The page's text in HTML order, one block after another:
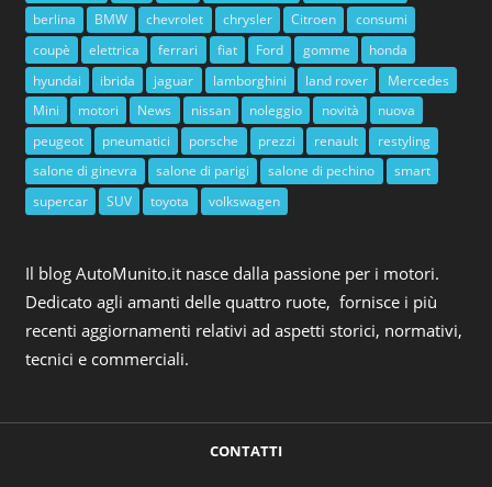
berlina
BMW chevrolet chrysler Citroen
consumi
coupè
elettrica ferrari fiat Ford gomme
honda
hyundai
ibrida jaguar lamborghini land rover
Mercedes
Mini
motori News nissan noleggio novità
nuova
peugeot
pneumatici porsche prezzi renault
restyling
salone di ginevra
salone di parigi salone di pechino
smart
supercar
SUV toyota volkswagen
Il blog AutoMunito.it nasce dalla passione per i motori.
Dedicato agli amanti delle quattro ruote, fornisce i più
recenti aggiornamenti relativi ad aspetti storici, normativi,
tecnici e commerciali.
CONTATTI